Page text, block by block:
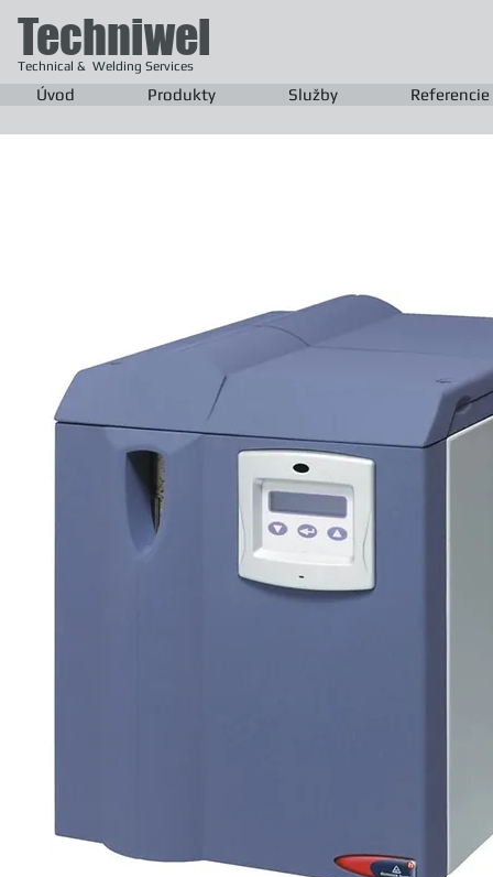
Techniwel
Technical & Welding Services
Úvod Produkty Služby Referencie